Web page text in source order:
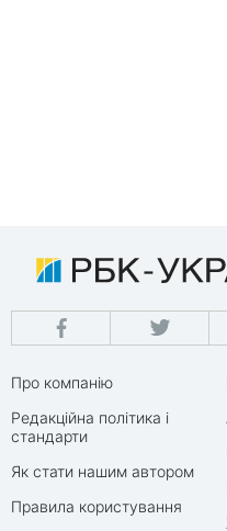
Про компанію
Редакційна політика і
стандарти
Як стати нашим автором
Правила користування